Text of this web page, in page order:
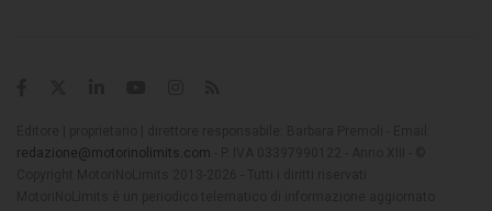
redazione@motorinolimits.com